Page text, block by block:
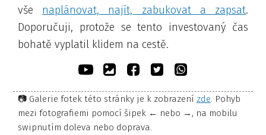
vše naplánovat, najít, zabukovat a zapsat.
Doporučuji, protože se tento investovaný čas
bohatě vyplatil klidem na cestě.
📷 Galerie fotek této stránky je k zobrazení zde. Pohyb
mezi fotografiemi pomocí šipek ← nebo →, na mobilu
swipnutím doleva nebo doprava.